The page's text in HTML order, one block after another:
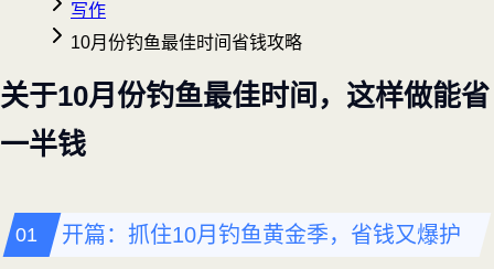
写作
10月份钓鱼最佳时间省钱攻略
关于10月份钓鱼最佳时间，这样做能省
一半钱
开篇：抓住10月钓鱼黄金季，省钱又爆护